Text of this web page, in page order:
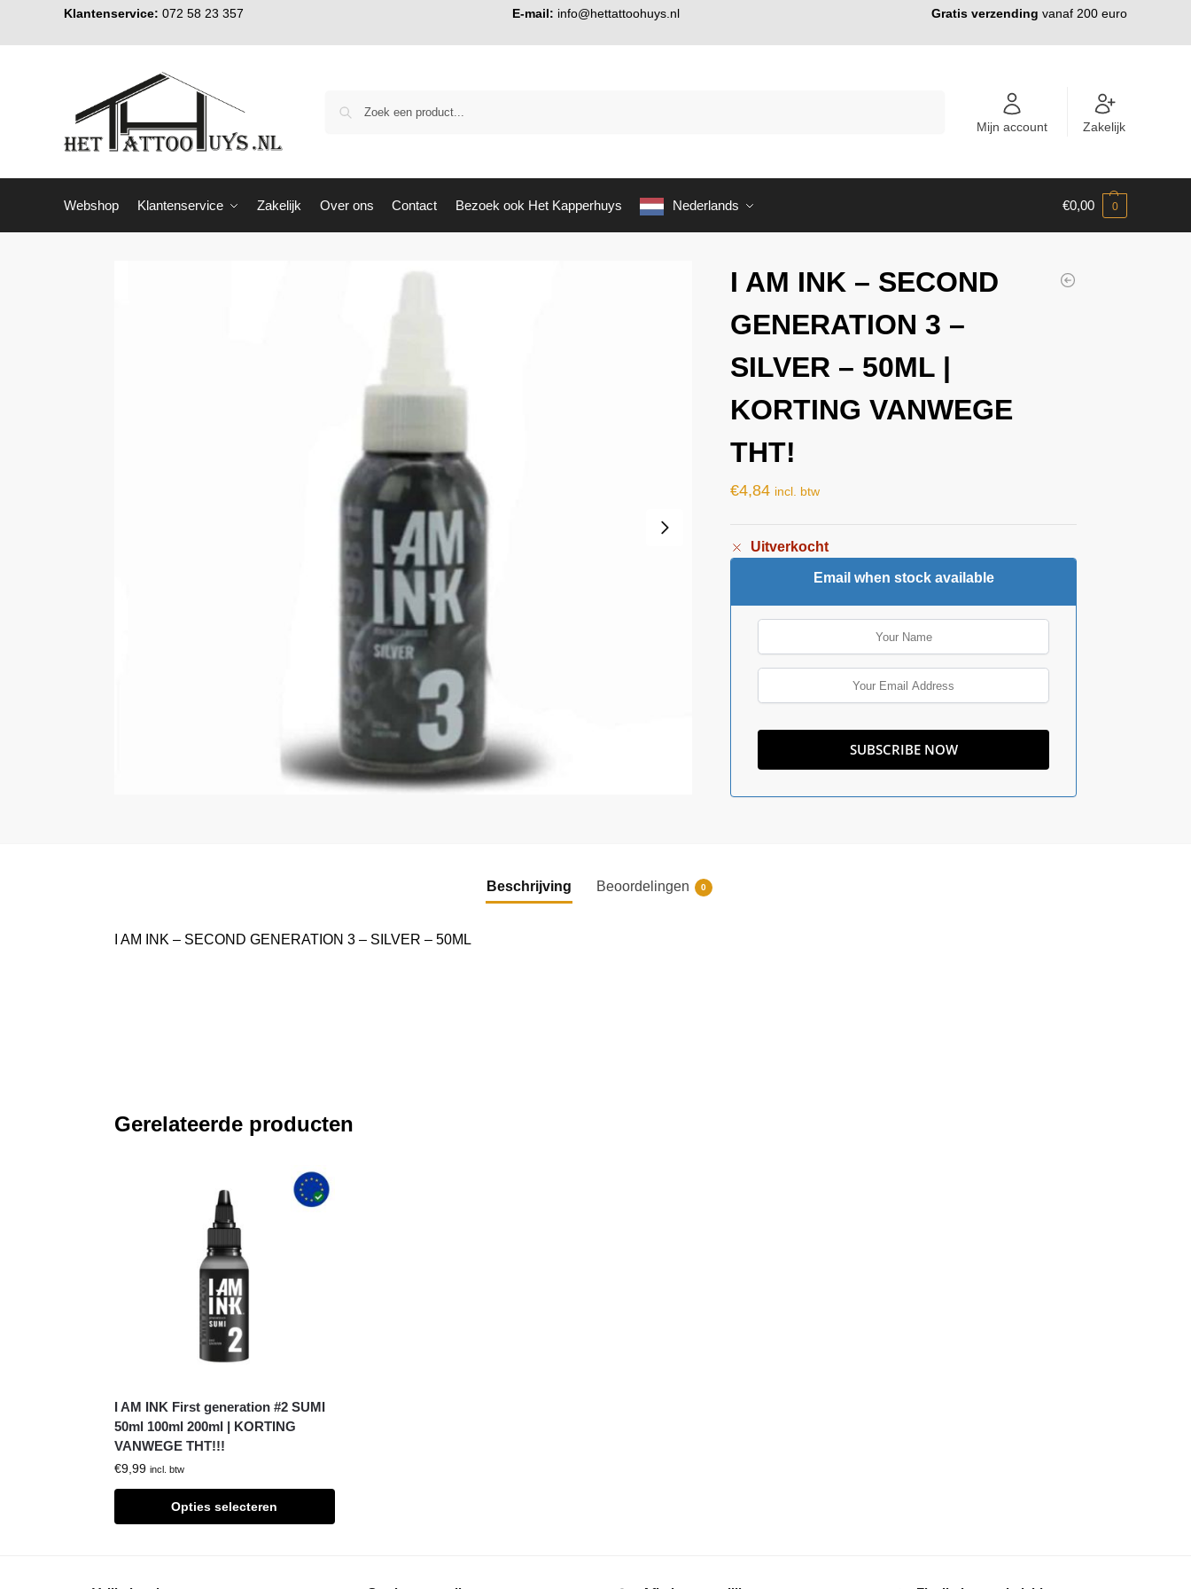
Klantenservice: 072 58 23 357 E-mail: info@hettattoohuys.nl Gratis verzending vanaf 200 euro
Mijn account Zakelijk
Webshop Klantenservice Zakelijk Over ons Contact Bezoek ook Het Kapperhuys Nederlands €0,00 0
I AM INK – SECOND
GENERATION 3 –
SILVER – 50ML |
KORTING VANWEGE
THT!
€4,84 incl. btw
Uitverkocht
Email when stock available
Beschrijving Beoordelingen 0
I AM INK – SECOND GENERATION 3 – SILVER – 50ML
Gerelateerde producten
I AM INK First generation #2 SUMI
50ml 100ml 200ml | KORTING
VANWEGE THT!!!
€9,99 incl. btw
Opties selecteren